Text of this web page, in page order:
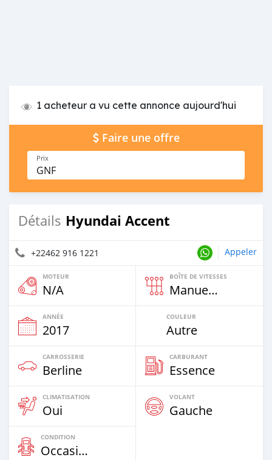
1 acheteur a vu cette annonce aujourd'hui
Faire une offre
Prix
GNF
Détails Hyundai Accent
+22462 916 1221 Appeler
MOTEUR
N/A
BOÎTE DE VITESSES
Manuelle
ANNÉE
2017
COULEUR
Autre
CARROSSERIE
Berline
CARBURANT
Essence
CLIMATISATION
Oui
VOLANT
Gauche
CONDITION
Occasion